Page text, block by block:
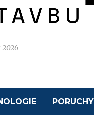
2026
PORUCHY